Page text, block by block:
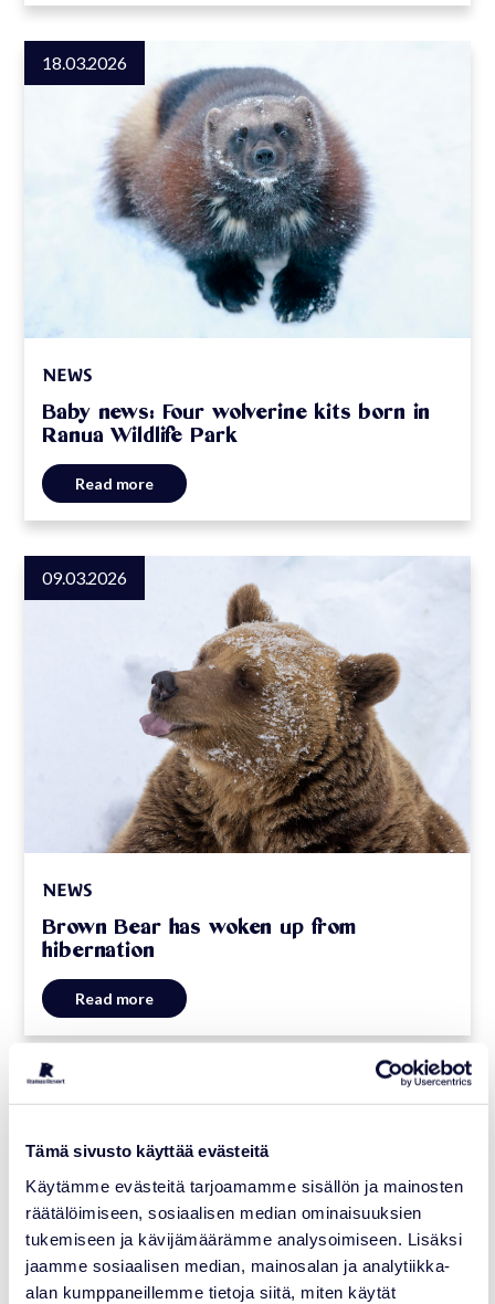
Tämä sivusto käyttää evästeitä
Käytämme evästeitä tarjoamamme sisällön ja mainosten
räätälöimiseen, sosiaalisen median ominaisuuksien
tukemiseen ja kävijämäärämme analysoimiseen. Lisäksi
jaamme sosiaalisen median, mainosalan ja analytiikka-
alan kumppaneillemme tietoja siitä, miten käytät
18.03.2026
NEWS
Baby news: Four wolverine kits born in
Ranua Wildlife Park
Read more
09.03.2026
NEWS
Brown Bear has woken up from
hibernation
Read more